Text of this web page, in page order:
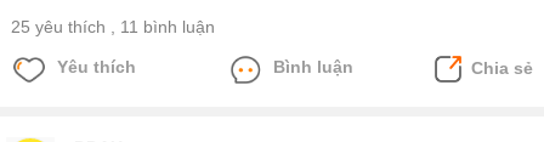
25 yêu thích , 11 bình luận
Yêu thích Bình luận Chia sẻ